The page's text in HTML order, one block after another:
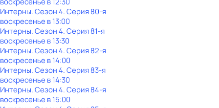
Интерны. Сезон 4. Серия 80-я
воскресенье в13:00
Интерны. Сезон 4. Серия 81-я
воскресенье в13:30
Интерны. Сезон 4. Серия 82-я
воскресенье в14:00
Интерны. Сезон 4. Серия 83-я
воскресенье в14:30
Интерны. Сезон 4. Серия 84-я
воскресенье в15:00